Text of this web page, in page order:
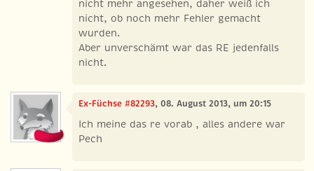
nicht mehr angesehen, daher weiß ich
nicht, ob noch mehr Fehler gemacht
wurden.
Aber unverschämt war das RE jedenfalls
nicht.
Ex-Füchse #82293, 08. August 2013, um 20:15
Ich meine das re vorab , alles andere war
Pech